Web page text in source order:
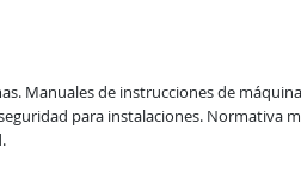
Manuales de instrucciones de
para instalaciones. Normativa